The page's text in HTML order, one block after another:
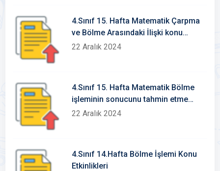
4.Sınıf 15. Hafta Matematik Çarpma
ve Bölme Arasındaki İlişki konu
etkinlikleri
22 Aralık 2024
4.Sınıf 15. Hafta Matematik Bölme
işleminin sonucunu tahmin etme
konu etkinlikleri
22 Aralık 2024
4.Sınıf 14.Hafta Bölme İşlemi Konu
Etkinlikleri